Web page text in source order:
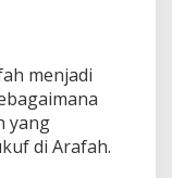
menjadi
yang
di Arafah.